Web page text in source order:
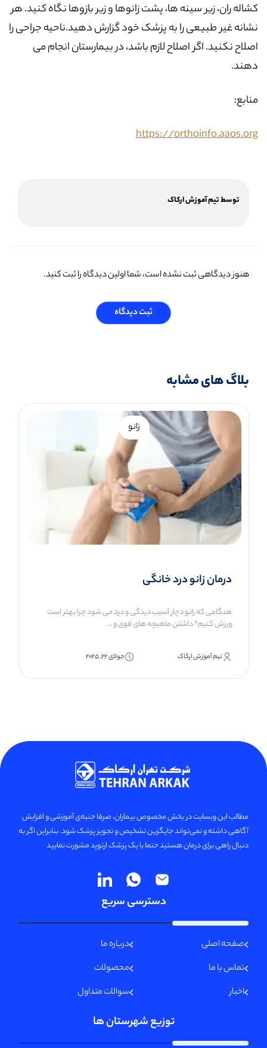
کشاله ران، زیر سینه ها، پشت زانوها و زیر بازوها نگاه کنید. هر
نشانه غیر طبیعی را به پزشک خود گزارش دهید.ناحیه جراحی را
اصلاح نکنید. اگر اصلاح لازم باشد، در بیمارستان انجام می
دهند.
منابع:
https://orthoinfo.aaos.org
توسط تیم آموزش ارکاک
هنوز دیدگاهی ثبت نشده است، شما اولین دیدگاه را ثبت کنید.
ثبت دیدگاه
بلاگ های مشابه
زانو
درمان زانو درد خانگی
هنگامی که زانو دچار آسیب دیدگی و درد می شود چرا بهتر است
ورزش کنیم؟ داشتن ماهیچه های قوی و ...
تیم آموزش ارکاک جولای 22, 2025
مطالب این وبسایت در بخش مخصوص بیماران، صرفا جنبه‌ی آموزشی و افزایش
آگاهی داشته و نمی‌تواند جایگزین تشخیص و تجویز پزشک شود. بنابراین اگر به
دنبال راهی برای درمان هستید حتما با یک پزشک ارتوپد مشورت نمایید
دسترسی سریع
صفحه اصلی
درباره ما
تماس با ما
محصولات
اخبار
سوالات متداول
توزیع شهرستان ها